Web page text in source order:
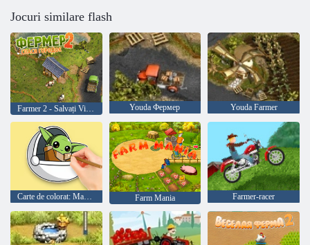
Jocuri similare flash
Farmer 2 - Salvați Village Youda Фермер Youda Farmer
Carte de colorat: Maestrul Yoda Farm Mania Farmer-racer